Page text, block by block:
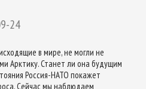
24
в мире, не могли не
Арктику. Станет ли она будущим
Россия-НАТО покажет
Сейчас мы наблюдаем